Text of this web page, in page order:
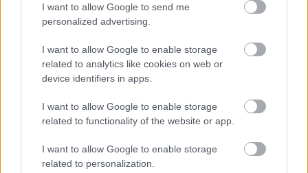
I want to allow Google to send me
personalized advertising.
I want to allow Google to enable storage
related to analytics like cookies on web or
device identifiers in apps.
I want to allow Google to enable storage
related to functionality of the website or app.
I want to allow Google to enable storage
related to personalization.
Η Maria Rolls χωρίς φίλτρο
με τον